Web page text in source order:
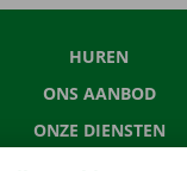
HUREN
ONS AANBOD
ONZE DIENSTEN